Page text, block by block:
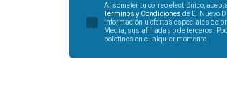
Al someter tu correo electrónico,
Términos y Condiciones de El Nuevo
información u ofertas especiales de
Media, sus afiliadas o de terceros.
boletines en cualquier momento.